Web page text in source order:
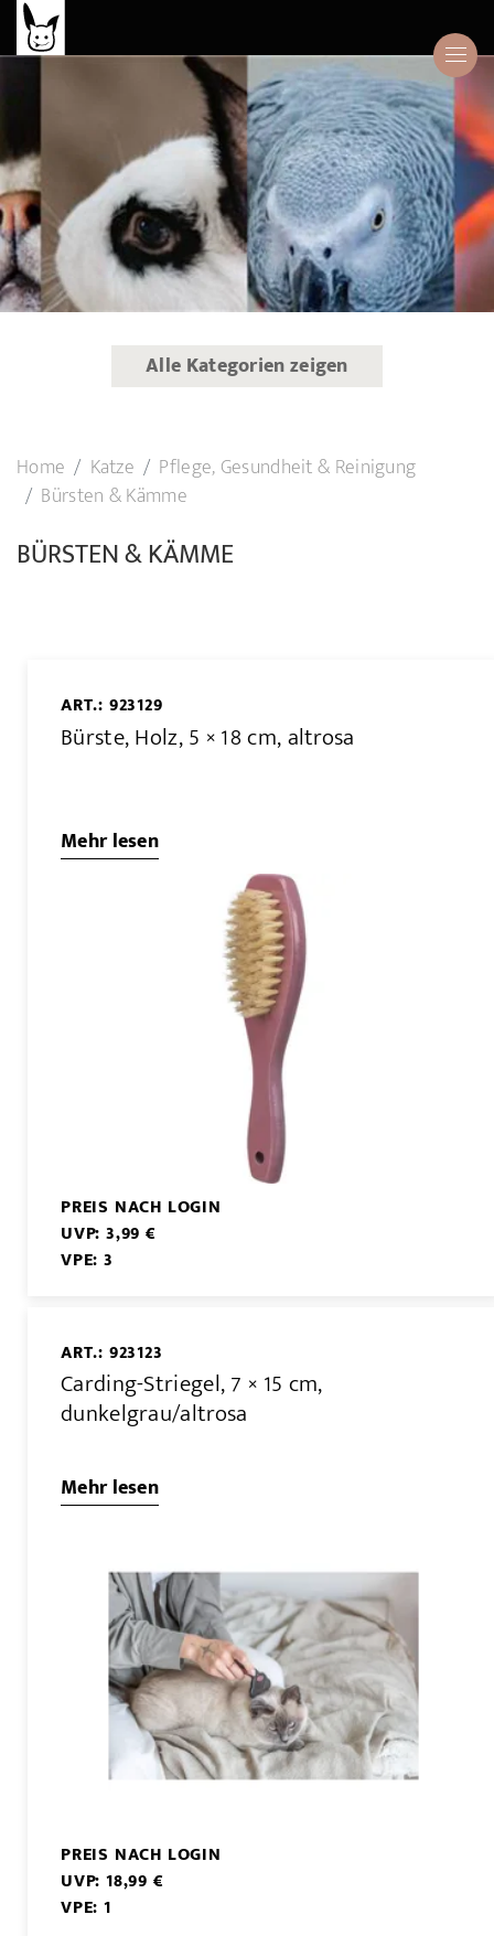
Alle Kategorien zeigen
Home Katze
Pflege, Gesundheit & Reinigung
Bürsten & Kämme
BÜRSTEN & KÄMME
ART.: 923129
Bürste, Holz, 5 × 18 cm, altrosa
Mehr lesen
PREIS NACH LOGIN
UVP: 3,99 €
VPE: 3
ART.: 923123
Carding-Striegel, 7 × 15 cm,
dunkelgrau/altrosa
Mehr lesen
PREIS NACH LOGIN
UVP: 18,99 €
VPE: 1